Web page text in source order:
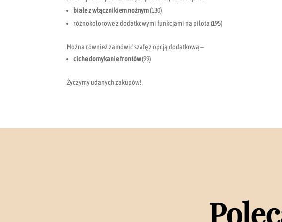
białe z włącznikiem nożnym(130)
różnokolorowe z dodatkowymi funkcjami na pilota (195)
Można również zamówić szafę z opcją dodatkową –
ciche domykanie frontów(99)
Życzymy udanych zakupów!